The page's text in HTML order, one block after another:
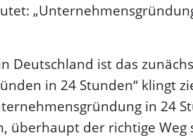
Deutschland ist das
in 24 Stunden“ klingt
in 24
überhaupt der richtige